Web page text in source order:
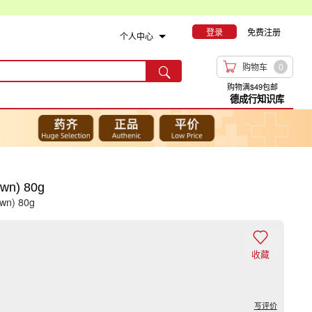
个人中心 登录 免费注册
  购物车 0
购物满$49包邮
德成行知识库
80g
80g
写评价

收藏